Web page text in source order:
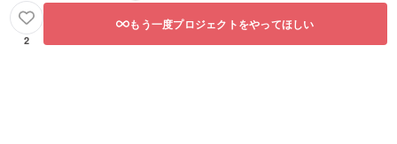
2
もう一度プロジェクトをやってほしい